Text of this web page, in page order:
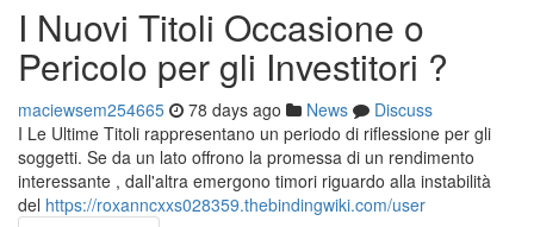
I Nuovi Titoli Occasione o
Pericolo per gli Investitori ?
maciewsem254665 78 days ago News
Discuss
I Le Ultime Titoli rappresentano un periodo di riflessione per gli
soggetti. Se da un lato offrono la promessa di un rendimento
interessante , dall'altra emergono timori riguardo alla instabilità
del https://roxanncxxs028359.thebindingwiki.com/user